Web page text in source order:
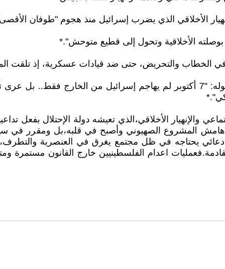
الذي يضرب إسرائيل منذ هجوم "طوفان الأقصى" في 7 اكتوبر
الأخلاقية وتحول إلى قطيع متوحش".*
الخطاب والتحريض، حتى ضد قيادات عسكرية، إذ تلقت
في حين *الخبير الإسرائيلي بن كاسبيت يلخص المشهد بقوله: "7 أكتوبر لم
والإنهيار الأخلاقي،الذي تعيشه دولة الإحتلال
المشروع الصهيوني وأصبح في قلبه،بل ومقرر في
دعائي يحتاجه في ظل مجتمع يغرق في العنصرية
اعدام الفلسطينيين خارج القانون مستمرة